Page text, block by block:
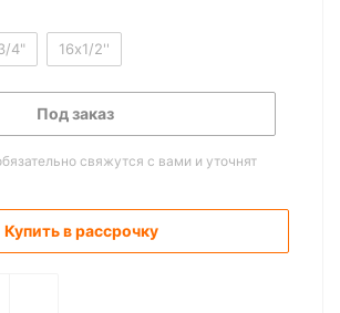
4" 16х1/2''
Под заказ
свяжутся с вами и уточнят
Купить в рассрочку